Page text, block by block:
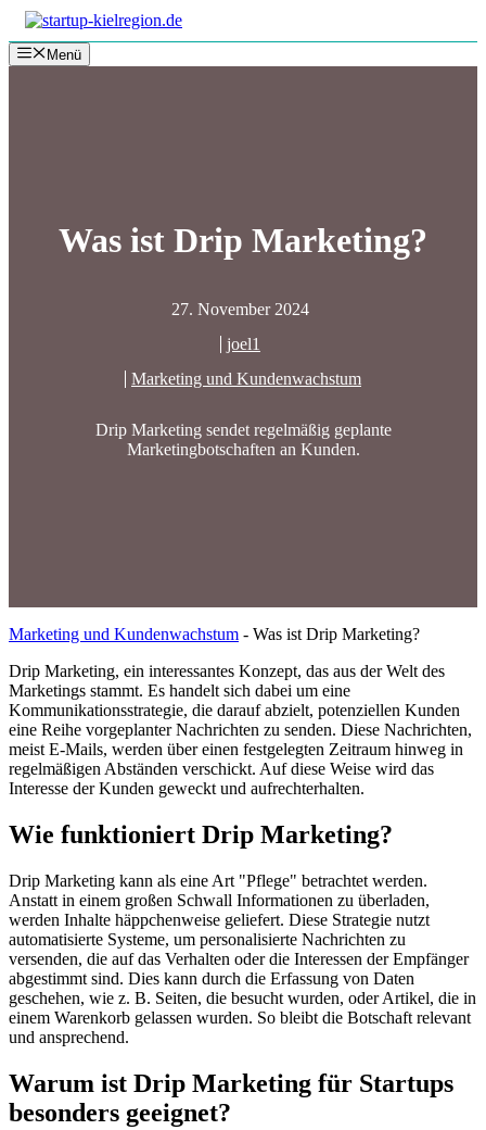
Zum
Inhalt
springenMenü
Was ist Drip Marketing?
27. November 2024
joel1
Marketing und Kundenwachstum
Drip Marketing sendet regelmäßig geplante
Marketingbotschaften an Kunden.
Marketing und Kundenwachstum - Was ist Drip Marketing?
Drip Marketing, ein interessantes Konzept, das aus der Welt des
Marketings stammt. Es handelt sich dabei um eine
Kommunikationsstrategie, die darauf abzielt, potenziellen Kunden
eine Reihe vorgeplanter Nachrichten zu senden. Diese Nachrichten,
meist E-Mails, werden über einen festgelegten Zeitraum hinweg in
regelmäßigen Abständen verschickt. Auf diese Weise wird das
Interesse der Kunden geweckt und aufrechterhalten.
Wie funktioniert Drip Marketing?
Drip Marketing kann als eine Art "Pflege" betrachtet werden.
Anstatt in einem großen Schwall Informationen zu überladen,
werden Inhalte häppchenweise geliefert. Diese Strategie nutzt
automatisierte Systeme, um personalisierte Nachrichten zu
versenden, die auf das Verhalten oder die Interessen der Empfänger
abgestimmt sind. Dies kann durch die Erfassung von Daten
geschehen, wie z. B. Seiten, die besucht wurden, oder Artikel, die in
einem Warenkorb gelassen wurden. So bleibt die Botschaft relevant
und ansprechend.
Warum ist Drip Marketing für Startups
besonders geeignet?